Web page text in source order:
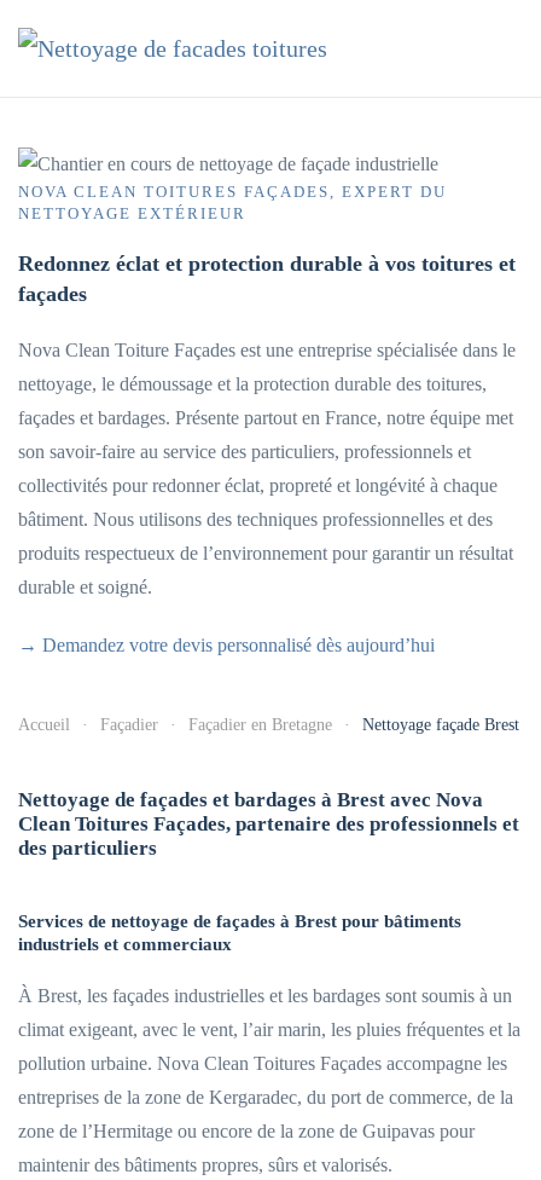
Accéder au contenu principal
NOVA CLEAN TOITURES FAÇADES, EXPERT DU
NETTOYAGE EXTÉRIEUR
Redonnez éclat et protection durable à vos toitures et
façades
Nova Clean Toiture Façades est une entreprise spécialisée dans le
nettoyage, le démoussage et la protection durable des toitures,
façades et bardages. Présente partout en France, notre équipe met
son savoir-faire au service des particuliers, professionnels et
collectivités pour redonner éclat, propreté et longévité à chaque
bâtiment. Nous utilisons des techniques professionnelles et des
produits respectueux de l’environnement pour garantir un résultat
durable et soigné.
→ Demandez votre devis personnalisé dès aujourd’hui
Accueil Façadier Façadier en Bretagne Nettoyage façade Brest
Nettoyage de façades et bardages à Brest avec Nova
Clean Toitures Façades, partenaire des professionnels et
des particuliers
Services de nettoyage de façades à Brest pour bâtiments
industriels et commerciaux
À Brest, les façades industrielles et les bardages sont soumis à un
climat exigeant, avec le vent, l’air marin, les pluies fréquentes et la
pollution urbaine. Nova Clean Toitures Façades accompagne les
entreprises de la zone de Kergaradec, du port de commerce, de la
zone de l’Hermitage ou encore de la zone de Guipavas pour
maintenir des bâtiments propres, sûrs et valorisés.